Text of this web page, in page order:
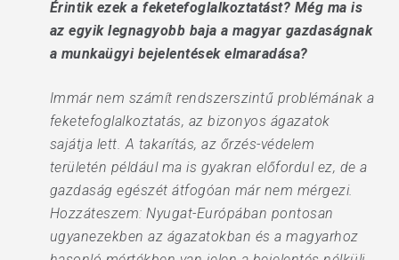
Érintik ezek a feketefoglalkoztatást? Még ma is
az egyik legnagyobb baja a magyar gazdaságnak
a munkaügyi bejelentések elmaradása?
Immár nem számít rendszerszintű problémának a
feketefoglalkoztatás, az bizonyos ágazatok
sajátja lett. A takarítás, az őrzés-védelem
területén például ma is gyakran előfordul ez, de a
gazdaság egészét átfogóan már nem mérgezi.
Hozzáteszem: Nyugat-Európában pontosan
ugyanezekben az ágazatokban és a magyarhoz